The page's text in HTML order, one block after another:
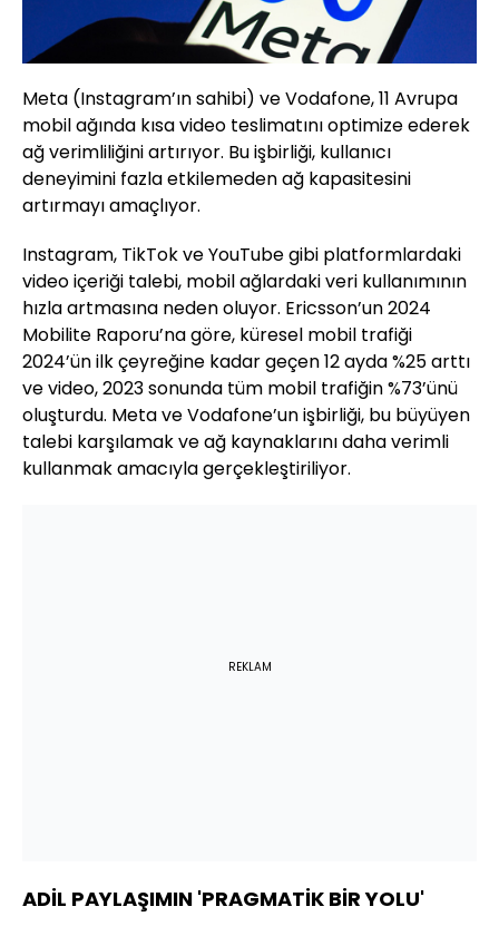
Meta (Instagram’ın sahibi) ve Vodafone, 11 Avrupa
mobil ağında kısa video teslimatını optimize ederek
ağ verimliliğini artırıyor. Bu işbirliği, kullanıcı
deneyimini fazla etkilemeden ağ kapasitesini
artırmayı amaçlıyor.
Instagram, TikTok ve YouTube gibi platformlardaki
video içeriği talebi, mobil ağlardaki veri kullanımının
hızla artmasına neden oluyor. Ericsson’un 2024
Mobilite Raporu’na göre, küresel mobil trafiği
2024’ün ilk çeyreğine kadar geçen 12 ayda %25 arttı
ve video, 2023 sonunda tüm mobil trafiğin %73’ünü
oluşturdu. Meta ve Vodafone’un işbirliği, bu büyüyen
talebi karşılamak ve ağ kaynaklarını daha verimli
kullanmak amacıyla gerçekleştiriliyor.
REKLAM
ADİL PAYLAŞIMIN 'PRAGMATİK BİR YOLU'